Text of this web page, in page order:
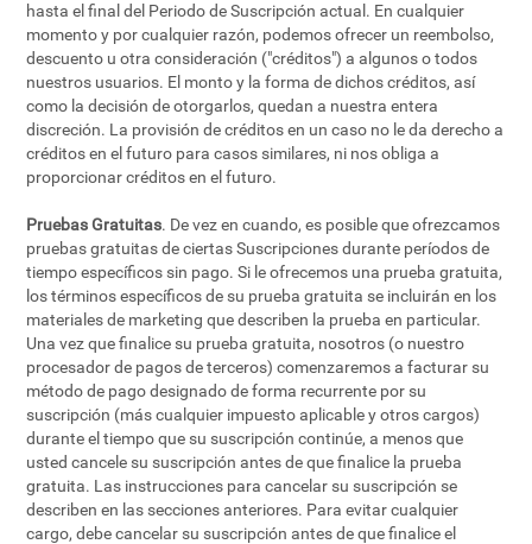
hasta el final del Periodo de Suscripción actual. En cualquier
momento y por cualquier razón, podemos ofrecer un reembolso,
descuento u otra consideración ("créditos") a algunos o todos
nuestros usuarios. El monto y la forma de dichos créditos, así
como la decisión de otorgarlos, quedan a nuestra entera
discreción. La provisión de créditos en un caso no le da derecho a
créditos en el futuro para casos similares, ni nos obliga a
proporcionar créditos en el futuro.
Pruebas Gratuitas. De vez en cuando, es posible que ofrezcamos
pruebas gratuitas de ciertas Suscripciones durante períodos de
tiempo específicos sin pago. Si le ofrecemos una prueba gratuita,
los términos específicos de su prueba gratuita se incluirán en los
materiales de marketing que describen la prueba en particular.
Una vez que finalice su prueba gratuita, nosotros (o nuestro
procesador de pagos de terceros) comenzaremos a facturar su
método de pago designado de forma recurrente por su
suscripción (más cualquier impuesto aplicable y otros cargos)
durante el tiempo que su suscripción continúe, a menos que
usted cancele su suscripción antes de que finalice la prueba
gratuita. Las instrucciones para cancelar su suscripción se
describen en las secciones anteriores. Para evitar cualquier
cargo, debe cancelar su suscripción antes de que finalice el